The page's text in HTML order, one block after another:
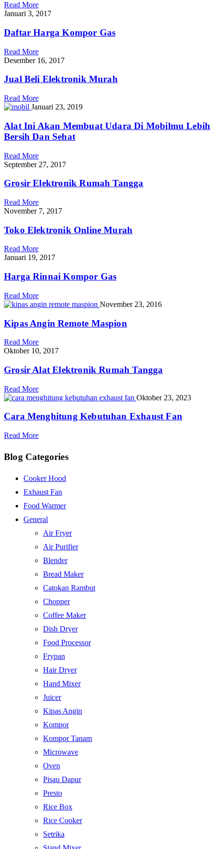
Read More
Januari 3, 2017
Daftar Harga Kompor Gas
Read More
Desember 16, 2017
Jual Beli Elektronik Murah
Read More
Januari 23, 2019
Alat Ini Akan Membuat Udara Di Mobilmu Lebih
Bersih Dan Sehat
Read More
September 27, 2017
Grosir Elektronik Rumah Tangga
Read More
November 7, 2017
Toko Elektronik Online Murah
Read More
Januari 19, 2017
Harga Rinnai Kompor Gas
Read More
November 23, 2016
Kipas Angin Remote Maspion
Read More
Oktober 10, 2017
Grosir Alat Elektronik Rumah Tangga
Read More
Oktober 23, 2023
Cara Menghitung Kebutuhan Exhaust Fan
Read More
Blog Categories
Cooker Hood
Exhaust Fan
Food Warmer
General
Air Fryer
Air Purifier
Blender
Bread Maker
Catokan Rambut
Chopper
Coffee Maker
Dish Dryer
Food Processor
Frypan
Hair Dryer
Hand Mixer
Juicer
Kipas Angin
Kompor
Kompor Tanam
Microwave
Oven
Pisau Dapur
Presto
Rice Box
Rice Cooker
Setrika